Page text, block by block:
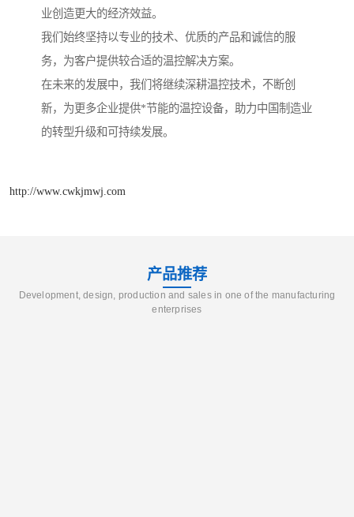
业创造更大的经济效益。
我们始终坚持以专业的技术、优质的产品和诚信的服
务，为客户提供较合适的温控解决方案。
在未来的发展中，我们将继续深耕温控技术，不断创
新，为更多企业提供*节能的温控设备，助力中国制造业
的转型升级和可持续发展。
http://www.cwkjmwj.com
产品推荐
Development, design, production and sales in one of the manufacturing
enterprises